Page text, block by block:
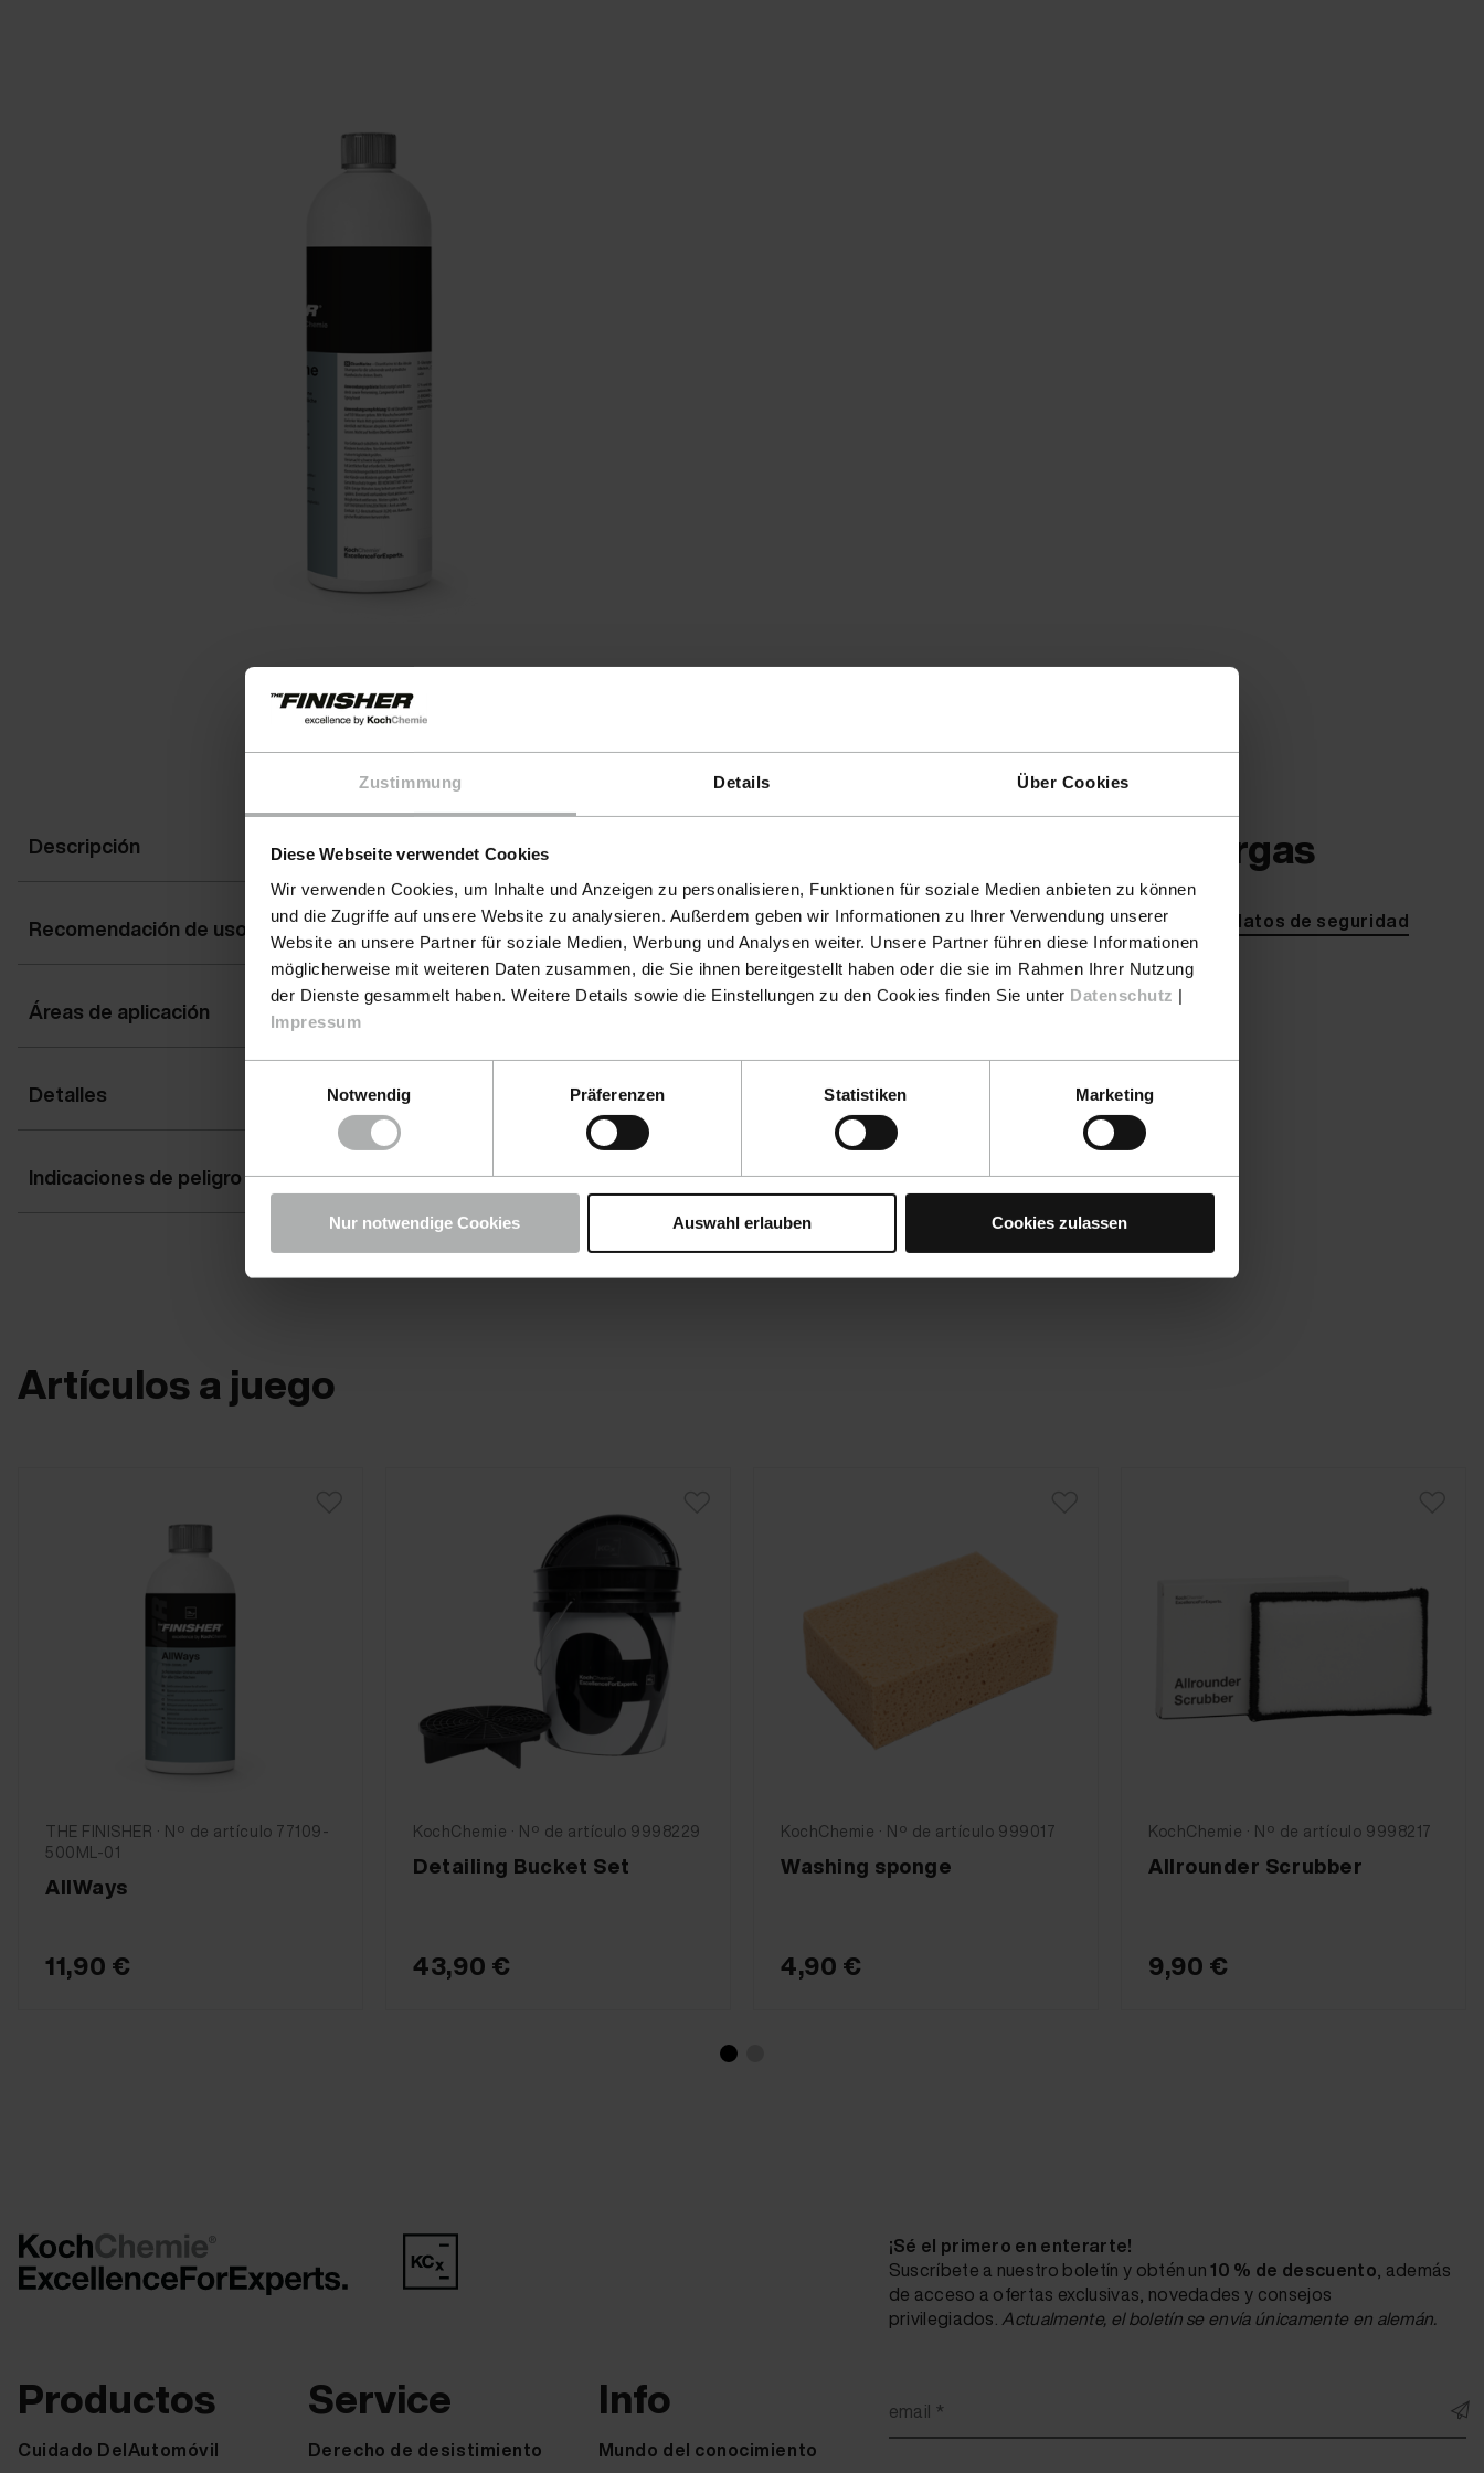
Zustimmung Details Über Cookies
Diese Webseite verwendet Cookies
Wir verwenden Cookies, um Inhalte und Anzeigen zu personalisieren, Funktionen für soziale Medien anbieten zu können
und die Zugriffe auf unsere Website zu analysieren. Außerdem geben wir Informationen zu Ihrer Verwendung unserer
Website an unsere Partner für soziale Medien, Werbung und Analysen weiter. Unsere Partner führen diese Informationen
möglicherweise mit weiteren Daten zusammen, die Sie ihnen bereitgestellt haben oder die sie im Rahmen Ihrer Nutzung
der Dienste gesammelt haben. Weitere Details sowie die Einstellungen zu den Cookies finden Sie unter Datenschutz |
Impressum
Notwendig
Präferenzen Statistiken Marketing
Nur notwendige Cookies Auswahl erlauben Cookies zulassen
Descripción
Recomendación de uso
Áreas de aplicación
Detalles
Indicaciones de peligro PELIGRO
Descargas
Ficha de datos de seguridad
Artículos a juego
THE FINISHER · Nº de artículo 77109-
500ML-01
AllWays
11,90 €
KochChemie · Nº de artículo 9998229
Detailing Bucket Set
43,90 €
KochChemie · Nº de artículo 999017
Washing sponge
4,90 €
KochChemie · Nº de artículo 9998217
Allrounder Scrubber
9,90 €
Productos
Cuidado DelAutomóvil
Service
Derecho de desistimiento
Info
Mundo del conocimiento
¡Sé el primero en enterarte!
Suscríbete a nuestro boletín y obtén un10 % de descuento, además
de acceso a ofertas exclusivas, novedades y consejos
privilegiados.Actualmente, el boletín se envía únicamente en alemán.
email *